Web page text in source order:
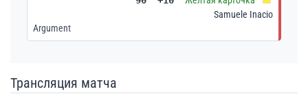
Samuele Inacio
Argument
Трансляция матча